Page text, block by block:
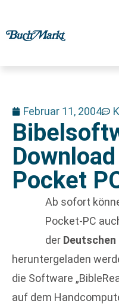
Februar 11, 2004
Pocket
Ab sofort
Pocket-PC
der
heruntergeladen
die Software
auf dem